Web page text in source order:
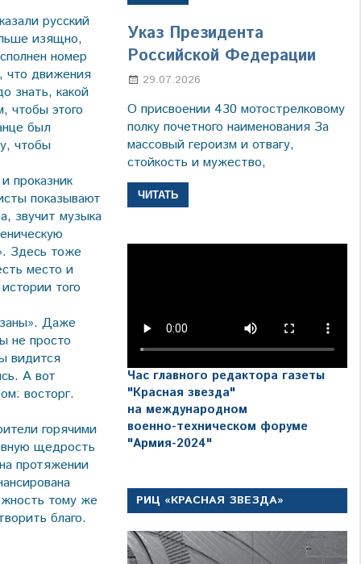
русский
изящ­но,
номер
что движения
знать, какой
чтобы этого
был
чтобы
проказник
показывают
звучит музыка
Здесь тоже
место и
того
Даже
не просто
видится
А вот
восторг.
горячими
щедрость
протяжении
тому же
благо.
Указ Президента
Российской Федерации
29.07.2026
О присвоении 430 мотострелковому
полку почетного наименования За
массовый героизм и отвагу,
стойкость и мужество,
ЧИТАТЬ
Час главного редактора газеты
"Красная звезда"
на международном
военно-техническом форуме
"Армия-2024"
РИЦ «КРАСНАЯ ЗВЕЗДА»